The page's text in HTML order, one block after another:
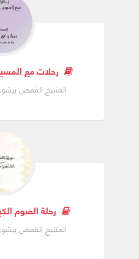
رحلات مع
المتنيح القمص
رحلة الصوم
المتنيح القمص